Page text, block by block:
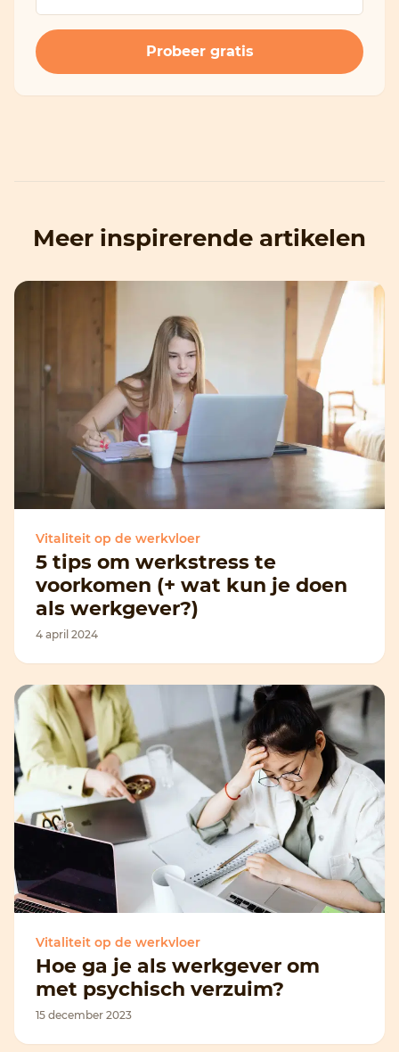
Meer inspirerende artikelen
Vitaliteit op de werkvloer
5 tips om werkstress te
voorkomen (+ wat kun je doen
als werkgever?)
4 april 2024
Vitaliteit op de werkvloer
Hoe ga je als werkgever om
met psychisch verzuim?
15 december 2023